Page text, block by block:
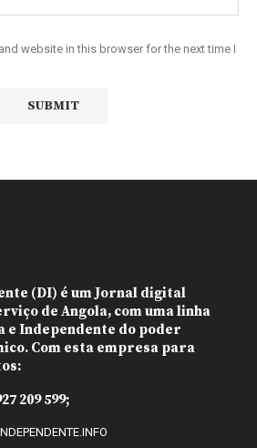
website in this browser for the next time I
(DI) é um Jornal digital
de Angola, com uma linha
Independente do poder
Com esta empresa para
209 599;